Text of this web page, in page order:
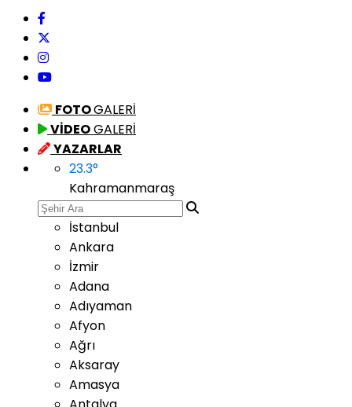
FOTOGALERİ
VİDEOGALERİ
YAZARLAR
23.3°
Kahramanmaraş
İstanbul
Ankara
İzmir
Adana
Adıyaman
Afyon
Ağrı
Aksaray
Amasya